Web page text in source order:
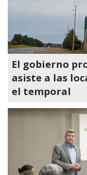
El gobierno
asiste a las
el temporal